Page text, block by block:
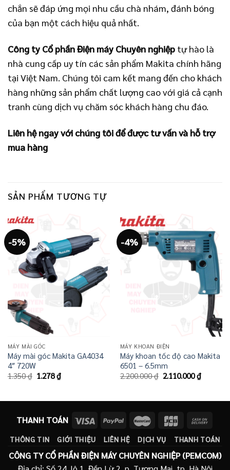
chắn sẽ đáp ứng mọi nhu cầu chà nhám, đánh bóng
của bạn một cách hiệu quả nhất.
Công ty Cổ phần Điện máy Chuyên nghiệp tự hào là
nhà cung cấp uy tín các sản phẩm Makita chính hãng
tại Việt Nam. Chúng tôi cam kết mang đến cho khách
hàng những sản phẩm chất lượng cao với giá cả cạnh
tranh cùng dịch vụ chăm sóc khách hàng chu đáo.
Liên hệ ngay với chúng tôi để được tư vấn và hỗ trợ
mua hàng
SẢN PHẨM TƯƠNG TỰ
-5%
MÁY MÀI GÓC
Máy mài góc Makita GA4034
4″ 720W
1.350₫ Giá
1.350 ₫.
1.278₫Giá
là:
-4%
MÁY KHOAN ĐIỆN
Máy khoan tốc độ cao Makita
6501 – 6.5mm
2.200.000₫ Giá
2.200.000 ₫.
2.110.000₫Giá
là:
THANH TOÁN
THÔNG TIN GIỚI THIỆU LIÊN HỆ DỊCH VỤ THANH TOÁN
CÔNG TY CỔ PHẦN ĐIỆN MÁY CHUYÊN NGHIỆP (PEMCOM)